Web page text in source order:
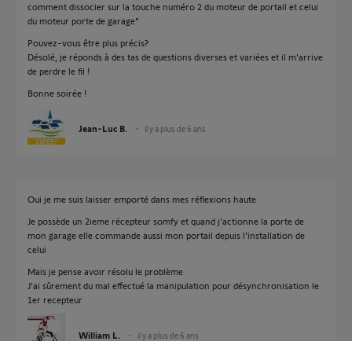
comment dissocier sur la touche numéro 2 du moteur de portail et celui
du moteur porte de garage"
Pouvez-vous être plus précis?
Désolé, je réponds à des tas de questions diverses et variées et il m'arrive
de perdre le fil !
Bonne soirée !
Jean-Luc B. il y a plus de 6 ans
Oui je me suis laisser emporté dans mes réflexions haute
Je possède un 2ieme récepteur somfy et quand j'actionne la porte de
mon garage elle commande aussi mon portail depuis l'installation de
celui
Mais je pense avoir résolu le problème
J'ai sûrement du mal effectué la manipulation pour désynchronisation le
1er recepteur
William L. il y a plus de 6 ans